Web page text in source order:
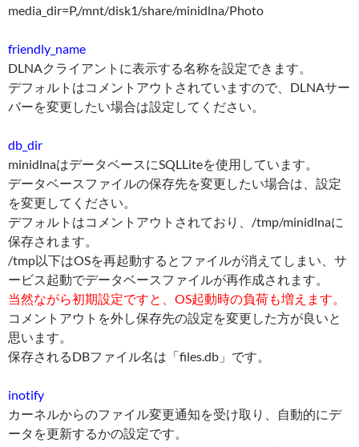
media_dir=P,/mnt/disk1/share/minidlna/Photo
friendly_name
DLNAクライアントに表示する名称を設定できます。
デフォルトはコメントアウトされていますので、DLNAサー
バーを変更したい場合は設定してください。
db_dir
minidlnaはデータベースにSQLLiteを使用しています。
データベースファイルの保存先を変更したい場合は、設定
を変更してください。
デフォルトはコメントアウトされており、/tmp/minidlnaに
保存されます。
/tmp以下はOSを再起動するとファイルが消えてしまい、サ
ービス起動でデータベースファイルが再作成されます。
当然ながら初期設定ですと、OS起動時の負荷も増えます。
コメントアウトを外し保存先の設定を変更した方が良いと
思います。
保存されるDBファイル名は「files.db」です。
inotify
カーネルからのファイル変更通知を受け取り、自動的にデ
ータを更新するかの設定です。